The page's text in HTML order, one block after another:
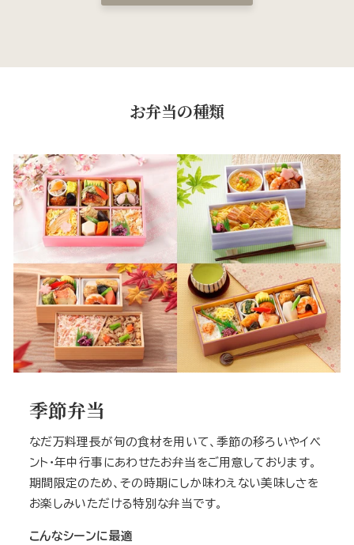
お弁当の種類
季節弁当
なだ万料理長が旬の食材を用いて、季節の移ろいやイベ
ント・年中行事にあわせたお弁当をご用意しております。
期間限定のため、その時期にしか味わえない美味しさを
お楽しみいただける特別な弁当です。
こんなシーンに最適